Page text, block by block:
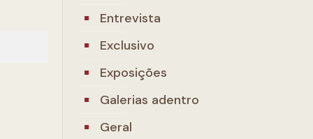
Entrevista
Exclusivo
Exposições
Galerias adentro
Geral